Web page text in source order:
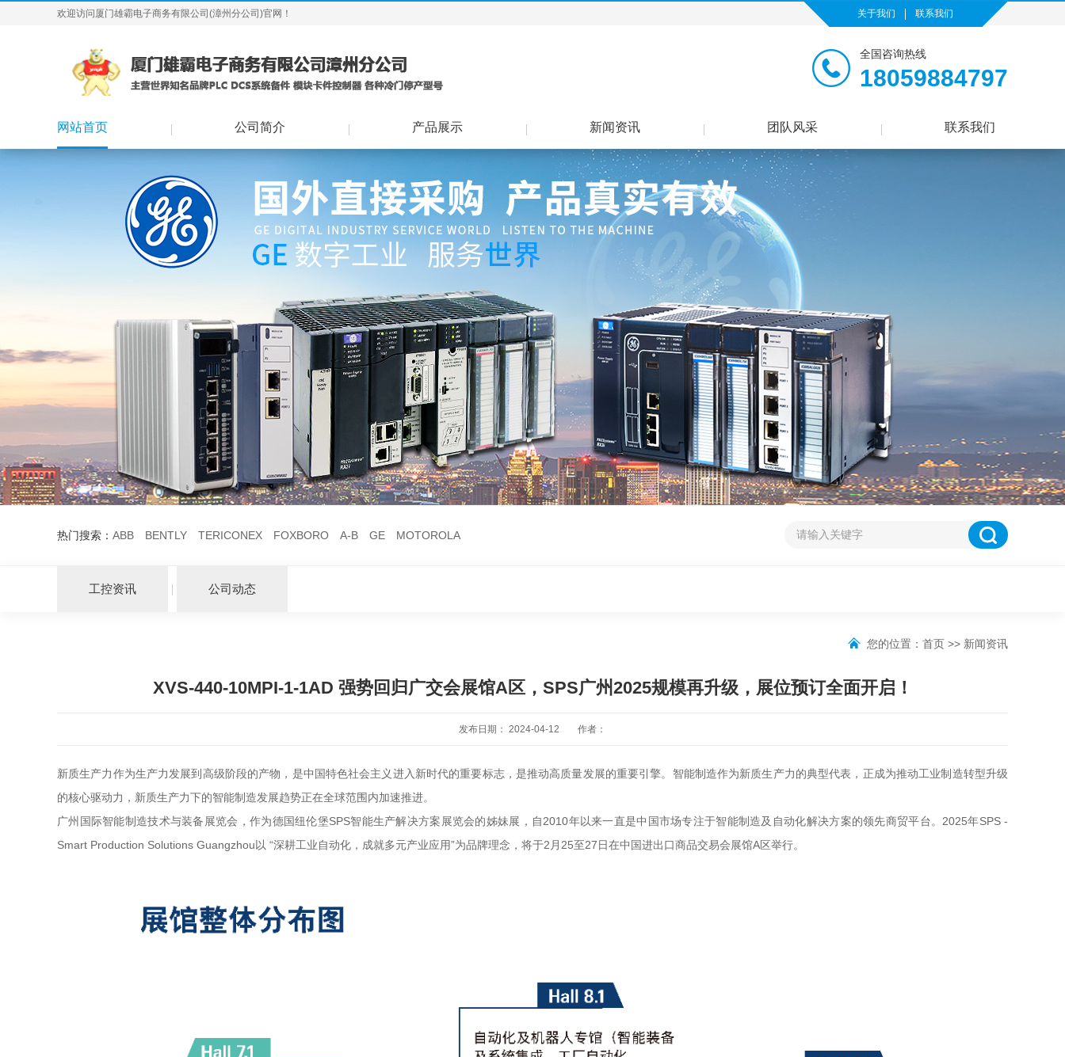
欢迎访问厦门雄霸电子商务有限公司(漳州分公司)官网！ 关于我们 联系我们
全国咨询热线
18059884797
网站首页 公司简介 产品展示 新闻资讯 团队风采 联系我们
热门搜索： ABB BENTLY TERICONEX FOXBORO A-B GE MOTOROLA
工控资讯 公司动态
您的位置： 首页 >> 新闻资讯
XVS-440-10MPI-1-1AD 强势回归广交会展馆A区，SPS广州2025规模再升级，展位预订全面开启！
发布日期： 2024-04-12 作者：
新质生产力作为生产力发展到高级阶段的产物，是中国特色社会主义进入新时代的重要标志，是推动高质量发展的重要引擎。智能制造作为新质生产力的典型代表，正成为推动工业制造转型升级
的核心驱动力，新质生产力下的智能制造发展趋势正在全球范围内加速推进。
广州国际智能制造技术与装备展览会，作为德国纽伦堡SPS智能生产解决方案展览会的姊妹展，自2010年以来一直是中国市场专注于智能制造及自动化解决方案的领先商贸平台。2025年SPS -
Smart Production Solutions Guangzhou以 “深耕工业自动化，成就多元产业应用”为品牌理念，将于2月25至27日在中国进出口商品交易会展馆A区举行。